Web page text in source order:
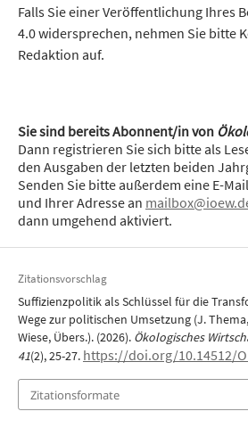
Falls Sie einer Veröffentlichung Ihres
4.0 widersprechen, nehmen Sie bitte
Redaktion auf.
Sie sind bereits Abonnent/in von
Dann registrieren Sie sich bitte als
den Ausgaben der letzten beiden
Senden Sie bitte außerdem eine E-
und Ihrer Adresse an
dann umgehend aktiviert.
Zitationsvorschlag
Suffizienzpolitik als Schlüssel für die
Wege zur politischen Umsetzung (J.
Wiese, Übers.). (2026). Ökologisches
41(2), 25-27. https://doi.org/10.14512/
Zitationsformate